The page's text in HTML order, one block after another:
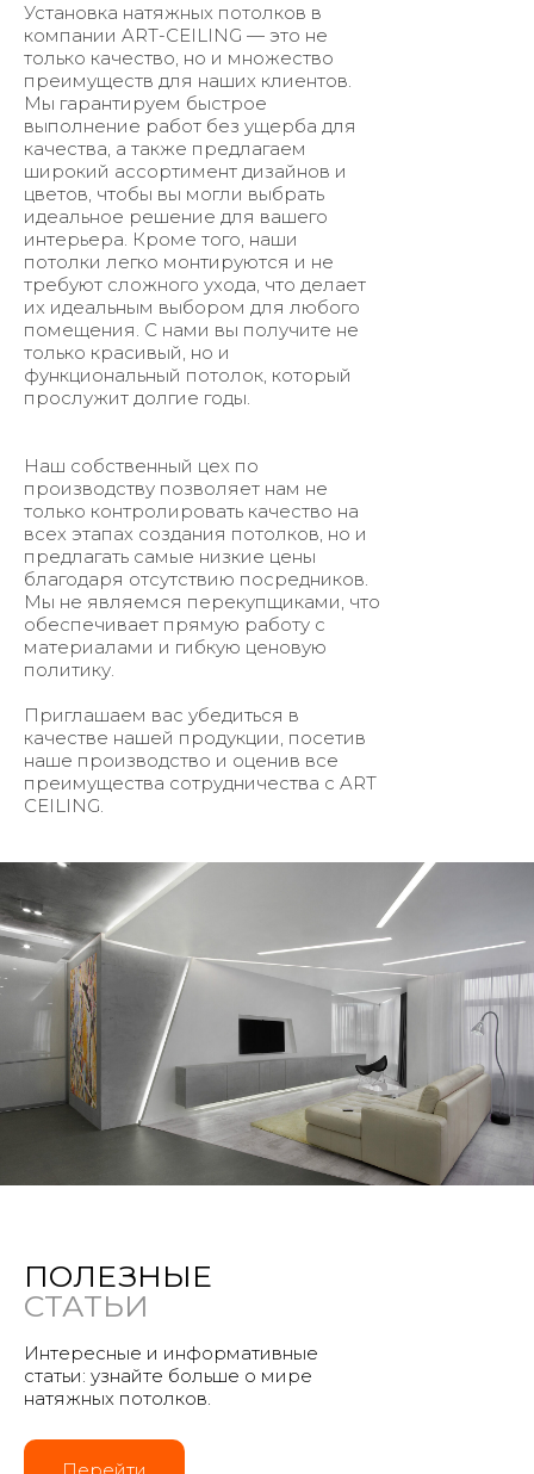
Установка натяжных потолков в
компании ART-CEILING — это не
только качество, но и множество
преимуществ для наших клиентов.
Мы гарантируем быстрое
выполнение работ без ущерба для
качества, а также предлагаем
широкий ассортимент дизайнов и
цветов, чтобы вы могли выбрать
идеальное решение для вашего
интерьера. Кроме того, наши
потолки легко монтируются и не
требуют сложного ухода, что делает
их идеальным выбором для любого
помещения. С нами вы получите не
только красивый, но и
функциональный потолок, который
прослужит долгие годы.
Наш собственный цех по
производству позволяет нам не
только контролировать качество на
всех этапах создания потолков, но и
предлагать самые низкие цены
благодаря отсутствию посредников.
Мы не являемся перекупщиками, что
обеспечивает прямую работу с
материалами и гибкую ценовую
политику.
Приглашаем вас убедиться в
качестве нашей продукции, посетив
наше производство и оценив все
преимущества сотрудничества с ART
CEILING.
ПОЛЕЗНЫЕ
СТАТЬИ
Интересные и информативные
статьи: узнайте больше о мире
натяжных потолков.